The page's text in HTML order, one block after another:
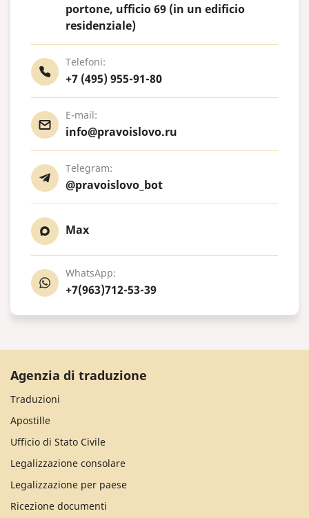
portone, ufficio 69 (in un edificio
residenziale)
Telefoni:
+7 (495) 955-91-80
E-mail:
info@pravoislovo.ru
Telegram:
@pravoislovo_bot
Max
WhatsApp:
+7(963)712-53-39
Agenzia di traduzione
Traduzioni
Apostille
Ufficio di Stato Civile
Legalizzazione consolare
Legalizzazione per paese
Ricezione documenti